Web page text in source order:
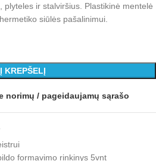
plyteles ir stalviršius. Plastikinė mentelė
siūlės pašalinimui.
Į KREPŠELĮ
norimų / pageidaujamų sąrašo
formavimo rinkinys 5vnt